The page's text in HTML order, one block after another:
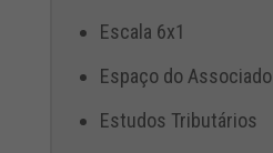
Escala 6x1
Espaço do Associado
Estudos Tributários